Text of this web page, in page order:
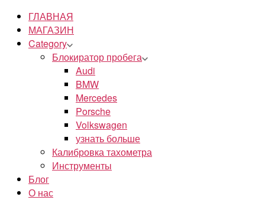
ГЛАВНАЯ
МАГАЗИН
Category
Блокиратор пробега
Audi
BMW
Mercedes
Porsche
Volkswagen
узнать больше
Калибровка тахометра
Инструменты
Блог
О нас